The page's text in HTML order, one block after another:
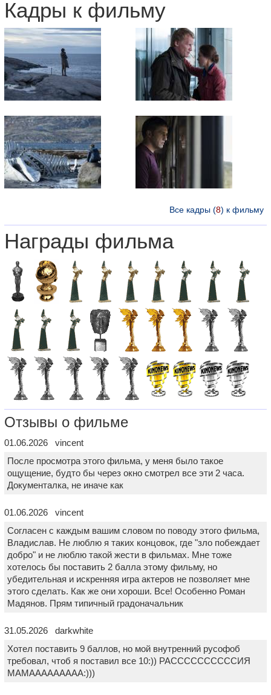
Кадры к фильму
Все кадры (8) к фильму
Награды фильма
Отзывы о фильме
01.06.2026 vincent
После просмотра этого фильма, у меня было такое
ощущение, будто бы через окно смотрел все эти 2 часа.
Документалка, не иначе как
01.06.2026 vincent
Согласен с каждым вашим словом по поводу этого фильма,
Владислав. Не люблю я таких концовок, где "зло побеждает
добро" и не люблю такой жести в фильмах. Мне тоже
хотелось бы поставить 2 балла этому фильму, но
убедительная и искренняя игра актеров не позволяет мне
этого сделать. Как же они хороши. Все! Особенно Роман
Мадянов. Прям типичный градоначальник
31.05.2026 darkwhite
Хотел поставить 9 баллов, но мой внутренний русофоб
требовал, чтоб я поставил все 10:)) РАССССССССССИЯ
МАМААААААААА:)))